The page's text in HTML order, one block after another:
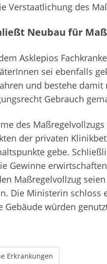
Verstaatlichung des
Neubau für
Asklepios
sei ebenfalls
und bestehe
Gebrauch
des
der privaten
gebe.
Gewinne
Maßregelvollzug
Die Ministerin
Gebäude würden
Erkrankungen